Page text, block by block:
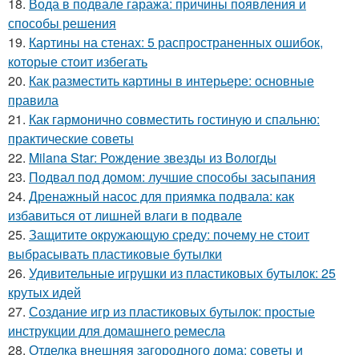
18. Вода в подвале гаража: причины появления и
способы решения
19. Картины на стенах: 5 распространенных ошибок,
которые стоит избегать
20. Как разместить картины в интерьере: основные
правила
21. Как гармонично совместить гостиную и спальню:
практические советы
22. Milana Star: Рождение звезды из Вологды
23. Подвал под домом: лучшие способы засыпания
24. Дренажный насос для приямка подвала: как
избавиться от лишней влаги в подвале
25. Защитите окружающую среду: почему не стоит
выбрасывать пластиковые бутылки
26. Удивительные игрушки из пластиковых бутылок: 25
крутых идей
27. Создание игр из пластиковых бутылок: простые
инструкции для домашнего ремесла
28. Отделка внешняя загородного дома: советы и